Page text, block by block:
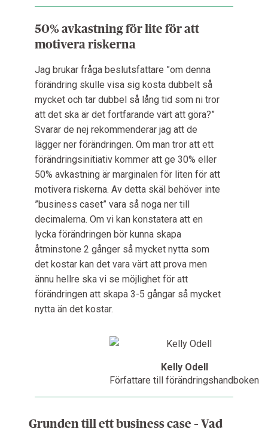
50% avkastning för lite för att
motivera riskerna
Jag brukar fråga beslutsfattare ”om denna
förändring skulle visa sig kosta dubbelt så
mycket och tar dubbel så lång tid som ni tror
att det ska är det fortfarande värt att göra?”
Svarar de nej rekommenderar jag att de
lägger ner förändringen. Om man tror att ett
förändringsinitiativ kommer att ge 30% eller
50% avkastning är marginalen för liten för att
motivera riskerna. Av detta skäl behöver inte
”business caset” vara så noga ner till
decimalerna. Om vi kan konstatera att en
lycka förändringen bör kunna skapa
åtminstone 2 gånger så mycket nytta som
det kostar kan det vara värt att prova men
ännu hellre ska vi se möjlighet för att
förändringen att skapa 3-5 gångar så mycket
nytta än det kostar.
Kelly Odell
Författare till förändringshandboken
Grunden till ett business case – Vad